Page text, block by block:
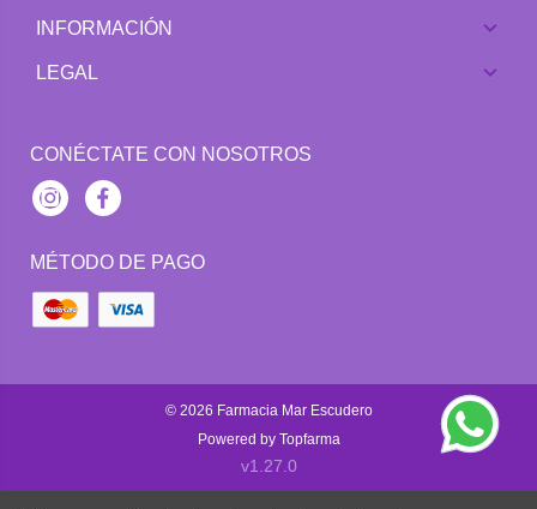
INFORMACIÓN
LEGAL
CONÉCTATE CON NOSOTROS
InstagramFacebook
MÉTODO DE PAGO
© 2026 Farmacia Mar Escudero
Powered by Topfarma
v1.27.0